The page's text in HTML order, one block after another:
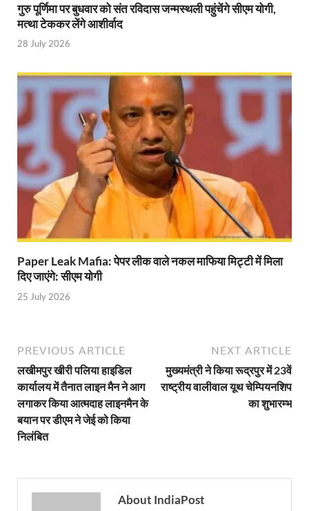
She Leads Bharat: अंतर्राष्ट्रीय महिला दिवस 2026 के
Holi Mahotsava: CM धामी ने कलश संगीत द्वारा
Chhattisgarh Budget 2026-27: बस्तर के विकास का
First Cabinet Meeting In Seva Tirth: भारत की
Gomati River: गोमती को स्वच्छ बनाने के लिए आज जुटेंगे
Railway Appointment Update: राजेश कुमार पांडे ने
Shri Krishna Jaman bhumi: श्रीकृष्ण जन्मभूमि के
आईएसबीटी-मसूरी डायवर्जन कॉरिडोर का स्थलीय निरीक्षण
India AI Impact Summit 2026: एमआईबी का पवेलियन
Bullet Train Project: मुंबई-अहमदाबाद बुलेट ट्रेन
Vande Bharat Express Train: वंदे भारत जैसी सेमी-हाई
UP Budget 2026: आवास एवं शहरी नियोजन के लिए
गुरु पूर्णिमा पर बुधवार को संत रविदास जन्मस्थली पहुंचेंगे सीएम योगी,
मत्था टेककर लेंगे आशीर्वाद
28 July 2026
Paper Leak Mafia: पेपर लीक वाले नकल माफिया मिट्टी में मिला
दिए जाएंगे: सीएम योगी
25 July 2026
PREVIOUS ARTICLE
लखीमपुर खीरी पलिया हाइडिल
कार्यालय में तैनात लाइन मैन ने आग
लगाकर किया आत्मदाह लाइनमैन के
बयान पर डीएम ने जेई को किया
निलंबित
NEXT ARTICLE
मुख्यमंत्री ने किया रूद्रपुर में 23वें
राष्ट्रीय वालीवाल यूथ चेम्पियनशिप
का शुभारम्भ
About IndiaPost